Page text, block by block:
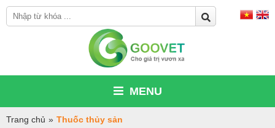
MENU
Trang chủ » Thuốc thủy sản